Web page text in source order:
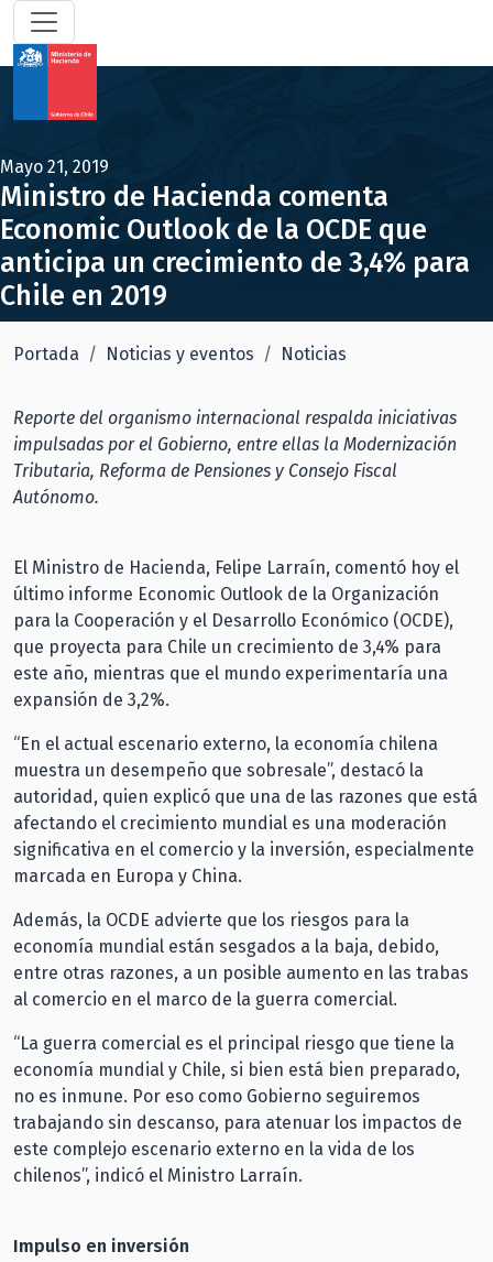
Mayo 21, 2019
Ministro de Hacienda comenta
Economic Outlook de la OCDE que
anticipa un crecimiento de 3,4% para
Chile en 2019
Portada Noticias y eventos Noticias
Reporte del organismo internacional respalda iniciativas
impulsadas por el Gobierno, entre ellas la Modernización
Tributaria, Reforma de Pensiones y Consejo Fiscal
Autónomo.
El Ministro de Hacienda, Felipe Larraín, comentó hoy el
último informe Economic Outlook de la Organización
para la Cooperación y el Desarrollo Económico (OCDE),
que proyecta para Chile un crecimiento de 3,4% para
este año, mientras que el mundo experimentaría una
expansión de 3,2%.
“En el actual escenario externo, la economía chilena
muestra un desempeño que sobresale”, destacó la
autoridad, quien explicó que una de las razones que está
afectando el crecimiento mundial es una moderación
significativa en el comercio y la inversión, especialmente
marcada en Europa y China.
Además, la OCDE advierte que los riesgos para la
economía mundial están sesgados a la baja, debido,
entre otras razones, a un posible aumento en las trabas
al comercio en el marco de la guerra comercial.
“La guerra comercial es el principal riesgo que tiene la
economía mundial y Chile, si bien está bien preparado,
no es inmune. Por eso como Gobierno seguiremos
trabajando sin descanso, para atenuar los impactos de
este complejo escenario externo en la vida de los
chilenos”, indicó el Ministro Larraín.
Impulso en inversión